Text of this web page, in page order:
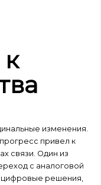
изменения.
привел к
связи. Один из
с аналоговой
решения,